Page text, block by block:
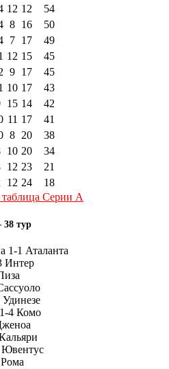
12 12
54
8 16
50
7 17
49
12 15
45
9 17
45
10 17
43
15 14
42
11 17
41
8 20
38
10 20
34
12 23
21
12 24
18
Серии А
тур
1-1 Аталанта
Интер
4 Комо
Ювентус